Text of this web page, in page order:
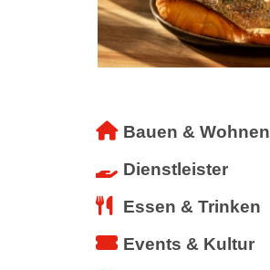
Bauen & Wohnen
Dienstleister
Essen & Trinken
Events & Kultur